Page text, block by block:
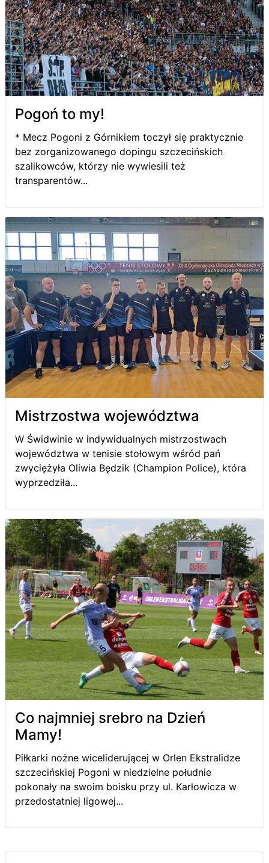
Pogoń to my!
* Mecz Pogoni z Górnikiem toczył się praktycznie
bez zorganizowanego dopingu szczecińskich
szalikowców, którzy nie wywiesili też
transparentów...
Mistrzostwa województwa
W Świdwinie w indywidualnych mistrzostwach
województwa w tenisie stołowym wśród pań
zwyciężyła Oliwia Będzik (Champion Police), która
wyprzedziła...
Co najmniej srebro na Dzień
Mamy!
Piłkarki nożne wiceliderującej w Orlen Ekstralidze
szczecińskiej Pogoni w niedzielne południe
pokonały na swoim boisku przy ul. Karłowicza w
przedostatniej ligowej...